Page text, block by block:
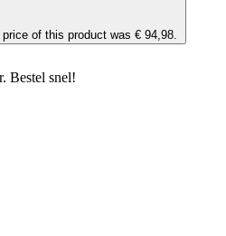
of this product was € 94,98.
Bestel snel!